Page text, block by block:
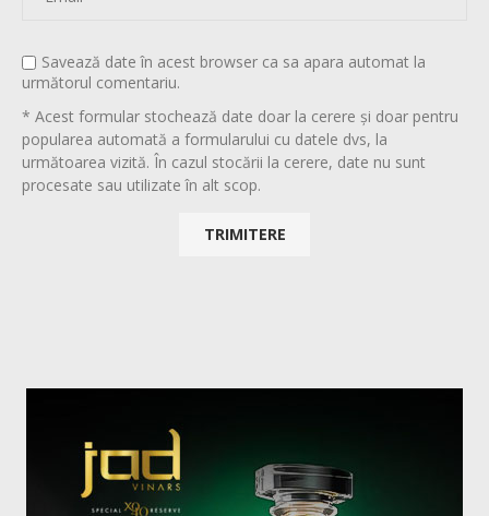
Savează date în acest browser ca sa apara automat la
următorul comentariu.
* Acest formular stochează date doar la cerere și doar pentru
popularea automată a formularului cu datele dvs, la
următoarea vizită. În cazul stocării la cerere, date nu sunt
procesate sau utilizate în alt scop.